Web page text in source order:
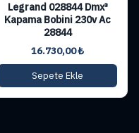
Legrand 028844 Dmx³
Kapama Bobini 230v Ac
28844
16.730,00₺
Sepete Ekle